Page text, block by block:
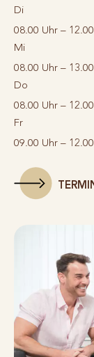
Di
08.00 Uhr –
Mi
08.00 Uhr –
Do
08.00 Uhr –
Fr
09.00 Uhr –